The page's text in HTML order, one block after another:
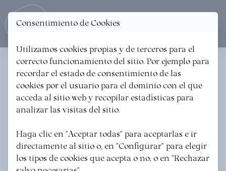
PUNKYTXEN
Restauración // Restaurantes
Consentimiento de Cookies
Utilizamos cookies propias y de terceros para el
correcto funcionamiento del sitio. Por ejemplo para
recordar el estado de consentimiento de las
cookies por el usuario para el dominio con el que
acceda al sitio web y recopilar estadísticas para
analizar las visitas del sitio.
Haga clic en "Aceptar todas" para aceptarlas e ir
directamente al sitio o, en "Configurar" para elegir
los tipos de cookies que acepta o no, o en "Rechazar